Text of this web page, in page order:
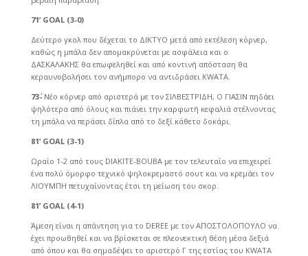
71’ GOAL (3-0)
Δεύτερο γκολ που δέχεται το ΔΙΚΤΥΟ μετά από εκτέλεση κόρνερ,
καθώς η μπάλα δεν απομακρύνεται με ασφάλεια και ο
ΔΑΣΚΑΛΑΚΗΣ θα επωφεληθεί και από κοντινή απόσταση θα
κεραυνοβολήσει τον ανήμπορο να αντιδράσει KWATA.
73΄- Νέο κόρνερ από αριστερά με τον ΣΙΛΒΕΣΤΡΙΔΗ, Ο ΓΙΑΣΙΝ πηδάει
ψηλότερα από όλους και πιάνει την καρφωτή κεφαλιά στέλνοντας
τη μπάλα να περάσει δίπλα από το δεξί κάθετο δοκάρι.
81’ GOAL (3-1)
Ωραίο 1-2 από τους DIAKITE-BOUBA με τον τελευταίο να επιχειρεί
ένα πολύ όμορφο τεχνικό ψηλοκρεμαστό σουτ και να κρεμάει τον
ΛΙΟΥΜΠΗ πετυχαίνοντας έτσι τη μείωση του σκορ.
81’ GOAL (4-1)
Άμεση είναι η απάντηση για το DEREE με τον ΑΠΟΣΤΟΛΟΠΟΥΛΟ να
έχει προωθηθεί και να βρίσκεται σε πλεονεκτική θέση μέσα δεξιά
από όπου και θα σημαδέψει το αριστερό Γ της εστίας του KWATA